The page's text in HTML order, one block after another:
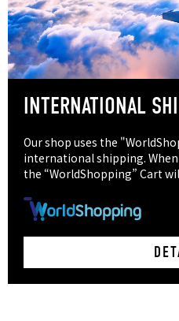
INTERNATIONAL
Our shop uses the
international shipping.
the “WorldShopping” Cart